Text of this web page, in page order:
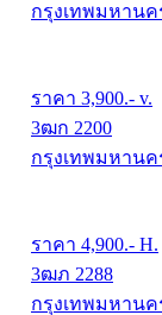
กรุงเทพมหานค
ราคา 3,900.- v.
3ฒก 2200
กรุงเทพมหานค
ราคา 4,900.- H.
3ฒภ 2288
กรุงเทพมหานค